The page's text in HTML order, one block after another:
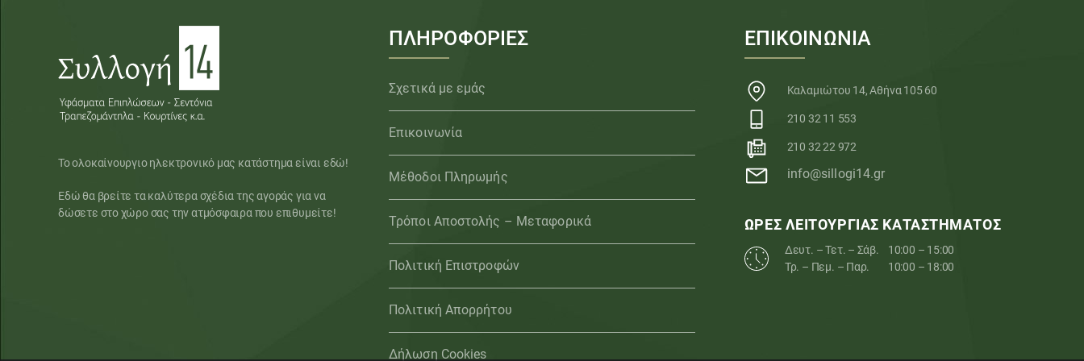
Το ολοκαίνουργιο ηλεκτρονικό μας κατάστημα είναι εδώ!
Εδώ θα βρείτε τα καλύτερα σχέδια της αγοράς για να
δώσετε στο χώρο σας την ατμόσφαιρα που επιθυμείτε!
ΠΛΗΡΟΦΟΡΙΕΣ
Σχετικά με εμάς
Επικοινωνία
Μέθοδοι Πληρωμής
Τρόποι Αποστολής – Μεταφορικά
Πολιτική Επιστροφών
Πολιτική Απορρήτου
Δήλωση Cookies
ΕΠΙΚΟΙΝΩΝΙΑ
Καλαμιώτου 14, Αθήνα 105 60
210 32 11 553
210 32 22 972
info@sillogi14.gr
ΩΡΕΣ ΛΕΙΤΟΥΡΓΙΑΣ ΚΑΤΑΣΤΗΜΑΤΟΣ
Δευτ. – Τετ. – Σάβ.
10:00 – 15:00
Τρ. – Πεμ. – Παρ.
10:00 – 18:00